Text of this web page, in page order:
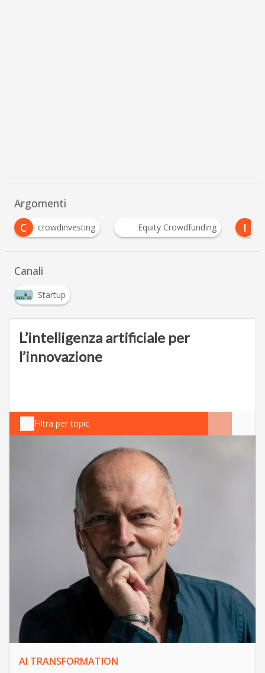
Argomenti
Equity Crowdfunding I invoice trading L
Canali
Startup
L’intelligenza artificiale per
l’innovazione
Filtra per topic
AI TRANSFORMATION